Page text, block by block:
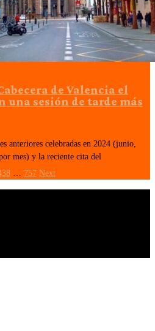
de Valencia el
una sesión de tarde más
anteriores celebradas en 2024 (junio,
mes) y la reciente cita del
… 757 Next